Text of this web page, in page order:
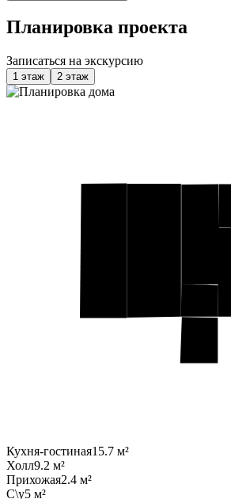
Планировка проекта
Записаться на экскурсию
1 этаж 2 этаж
Кухня-гостиная15.7 м²
Холл9.2 м²
Прихожая2.4 м²
С\у5 м²